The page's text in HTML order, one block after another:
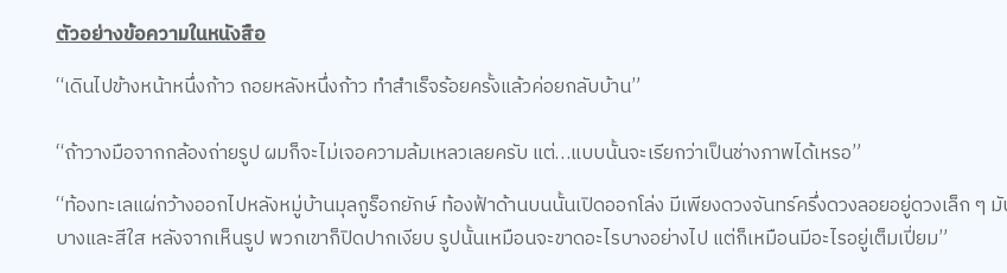
ตัวอย่างข้อความในหนังสือ
“เดินไปข้างหน้าหนึ่งก้าว ถอยหลังหนึ่งก้าว ทำสำเร็จร้อยครั้งแล้วค่อยกลับบ้าน”
“ถ้าวางมือจากกล้องถ่ายรูป ผมก็จะไม่เจอความล้มเหลวเลยครับ แต่…แบบนั้นจะเรียกว่าเป็นช่างภาพได้เหรอ”
“ท้องทะเลแผ่กว้างออกไปหลังหมู่บ้านมุลกูร็อกยักษ์ ท้องฟ้าด้านบนนั้นเปิดออกโล่ง มีเพียงดวงจันทร์ครึ่งดวงลอยอยู่ดวงเล็ก ๆ
บางและสีใส หลังจากเห็นรูป พวกเขาก็ปิดปากเงียบ รูปนั้นเหมือนจะขาดอะไรบางอย่างไป แต่ก็เหมือนมีอะไรอยู่เต็มเปี่ยม”